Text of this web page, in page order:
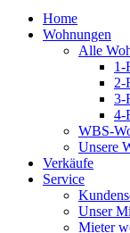
Home
Wohnungen
Alle
1-
2-
3-
4-
WBS-
Unsere
Verkäufe
Service
Unser
Mieter